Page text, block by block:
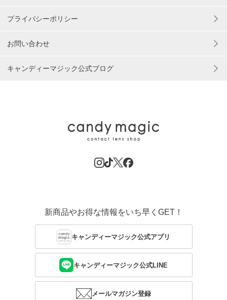
プライバシーポリシー
お問い合わせ
キャンディーマジック公式ブログ
新商品やお得な情報をいち早くGET！
キャンディーマジック公式アプリ
キャンディーマジック公式LINE
メールマガジン登録